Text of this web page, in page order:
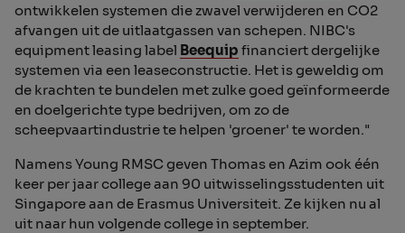
ontwikkelen systemen die zwavel verwijderen en CO2
afvangen uit de uitlaatgassen van schepen. NIBC's
equipment leasing label Beequip financiert dergelijke
systemen via een leaseconstructie. Het is geweldig om
de krachten te bundelen met zulke goed geïnformeerde
en doelgerichte type bedrijven, om zo de
scheepvaartindustrie te helpen 'groener' te worden."
Namens Young RMSC geven Thomas en Azim ook één
keer per jaar college aan 90 uitwisselingsstudenten uit
Singapore aan de Erasmus Universiteit. Ze kijken nu al
uit naar hun volgende college in september.